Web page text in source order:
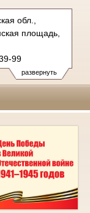
развернуть
обл.,
площадь,
99